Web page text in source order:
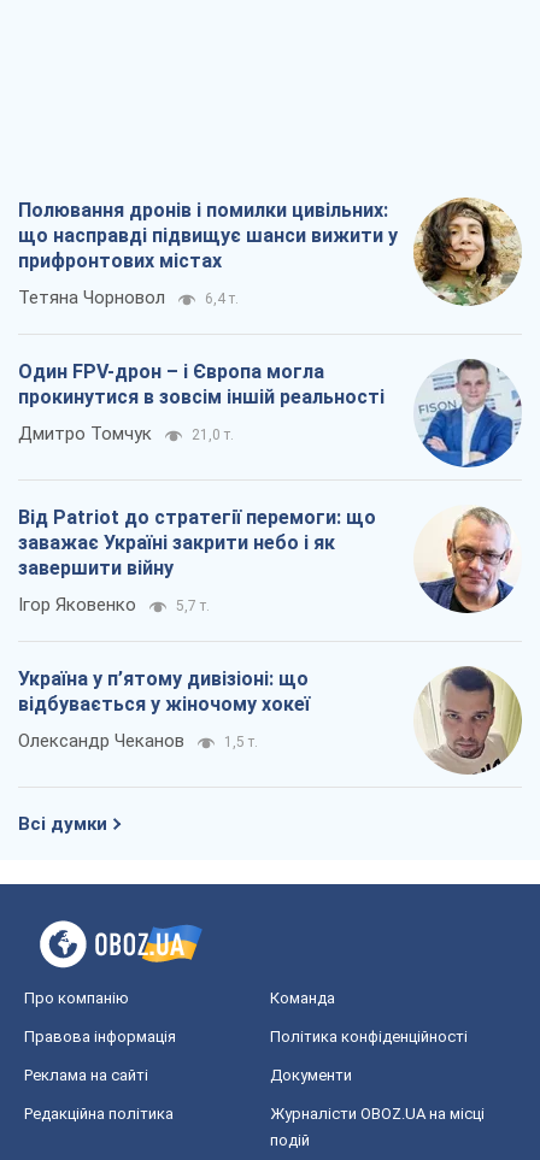
Полювання дронів і помилки цивільних:
що насправді підвищує шанси вижити у
прифронтових містах
Тетяна Чорновол 6,4 т.
Один FPV-дрон – і Європа могла
прокинутися в зовсім іншій реальності
Дмитро Томчук 21,0 т.
Від Patriot до стратегії перемоги: що
заважає Україні закрити небо і як
завершити війну
Ігор Яковенко 5,7 т.
Україна у п’ятому дивізіоні: що
відбувається у жіночому хокеї
Олександр Чеканов 1,5 т.
Всі думки
Про компанію Команда
Правова інформація Політика конфіденційності
Реклама на сайті Документи
Редакційна політика
Журналісти OBOZ.UA на місці
подій